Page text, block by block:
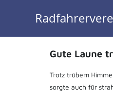
Gute Laune
Trotz trübem
sorgte auch für